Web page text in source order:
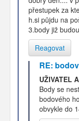
přestupek za
h.si půjdu na
3.body již
Reagovat
RE:
UŽIVATEL A
Body se
bodového
obvykle do